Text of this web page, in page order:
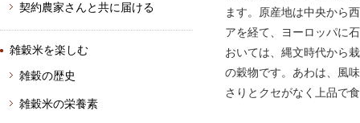
ます。原産地は中央から
アを経て、ヨーロッパに
おいては、縄文時代から
の穀物です。あわは、風
さりとクセがなく上品で
契約農家さんと共に届ける
雑穀米を楽しむ
雑穀の歴史
雑穀米の栄養素